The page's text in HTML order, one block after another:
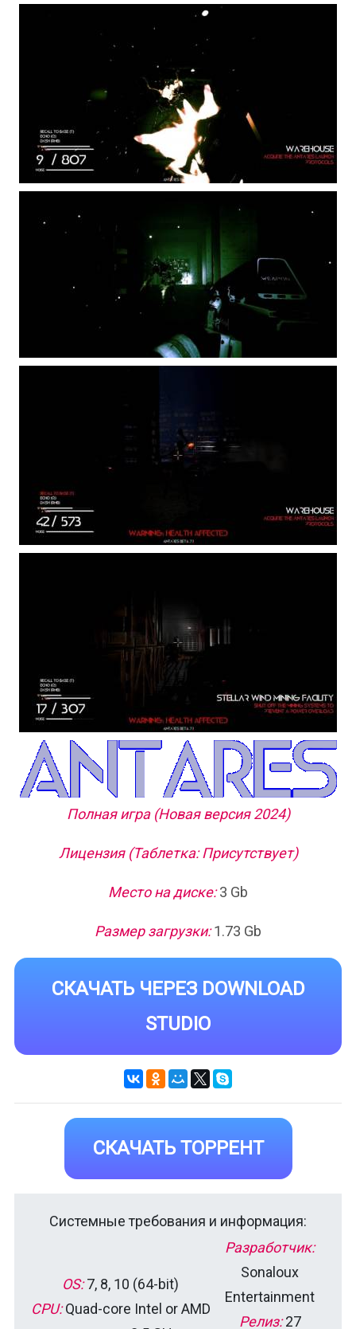
Полная игра (Новая версия 2024)
Лицензия (Таблетка: Присутствует)
Место на диске:3 Gb
Размер загрузки:1.73 Gb
СКАЧАТЬ ЧЕРЕЗ DOWNLOAD
STUDIO
СКАЧАТЬ ТОРРЕНТ
Системные требования и информация:
OS:7, 8, 10 (64-bit)
CPU:Quad-core Intel or AMD
Разработчик:
Sonaloux
Entertainment
Релиз:27